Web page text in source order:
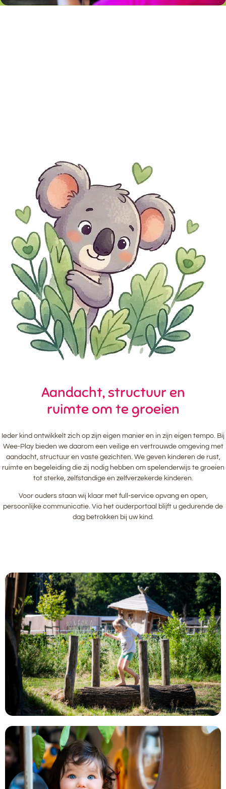
Aandacht, structuur en
ruimte om te groeien
Ieder kind ontwikkelt zich op zijn eigen manier en in zijn eigen tempo. Bij
Wee-Play bieden we daarom een veilige en vertrouwde omgeving met
aandacht, structuur en vaste gezichten. We geven kinderen de rust,
ruimte en begeleiding die zij nodig hebben om spelenderwijs te groeien
tot sterke, zelfstandige en zelfverzekerde kinderen.
Voor ouders staan wij klaar met full-service opvang en open,
persoonlijke communicatie. Via het ouderportaal blijft u gedurende de
dag betrokken bij uw kind.